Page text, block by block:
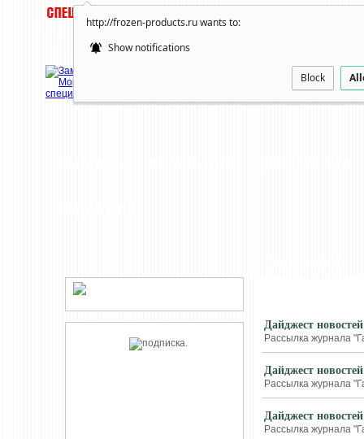
http://frozen-products.ru wants to:
Show notifications
Block
Дайджест
Рассылка журнала
Дайджест
Рассылка журнала
Дайджест
Рассылка журнала